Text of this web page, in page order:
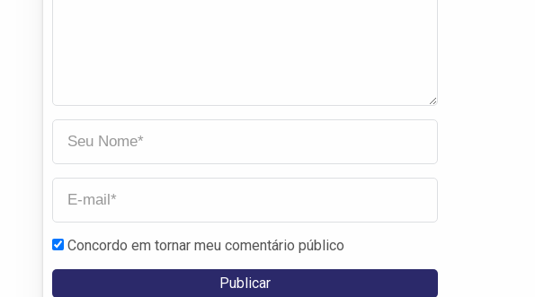
Concordo em tornar meu comentário público